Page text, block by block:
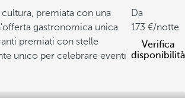
premiata con una
gastronomica unica
premiati con stelle
unico per celebrare eventi
Da
173
/notte
Verifica
disponibilità